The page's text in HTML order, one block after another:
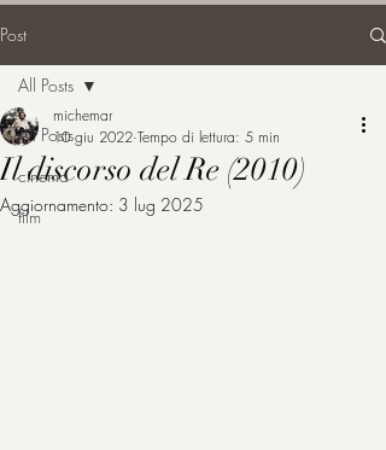
michemar
Post
All Posts
cinema
film
All Posts
Il discorso del Re (2010)
michemar
10 giu 2022 Tempo di lettura: 5 min
Aggiornamento: 3 lug 2025